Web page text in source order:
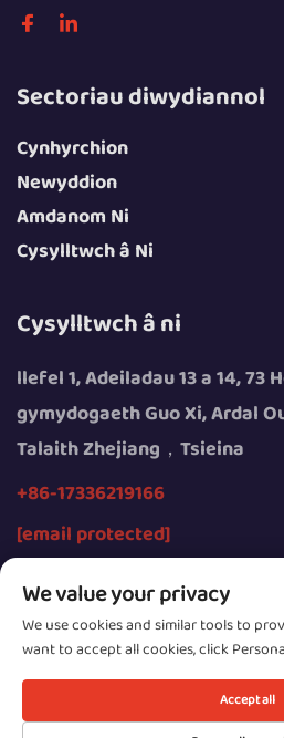
Sectoriau diwydiannol
Cynhyrchion
Newyddion
Amdanom Ni
Cysylltwch â Ni
Cysylltwch â ni
llefel 1, Adeiladau 13 a 14, 73
gymydogaeth Guo Xi, Ardal
Talaith Zhejiang，Tsieina
+86-17336219166
[email protected]
Hawlfraint © 2026 gan
Equipment
We value your privacy
We use cookies and similar tools to
want to accept all cookies, click
Accept all